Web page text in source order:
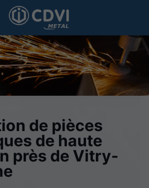
de pièces
de haute
près de Vitry-